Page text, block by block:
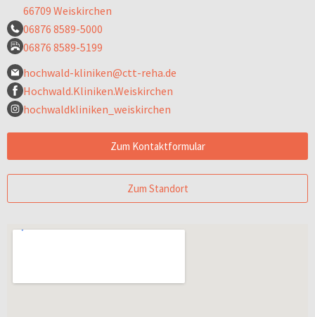
66709 Weiskirchen
06876 8589-5000
06876 8589-5199
hochwald-kliniken@ctt-reha.de
Hochwald.Kliniken.Weiskirchen
hochwaldkliniken_weiskirchen
Zum Kontaktformular
Zum Standort